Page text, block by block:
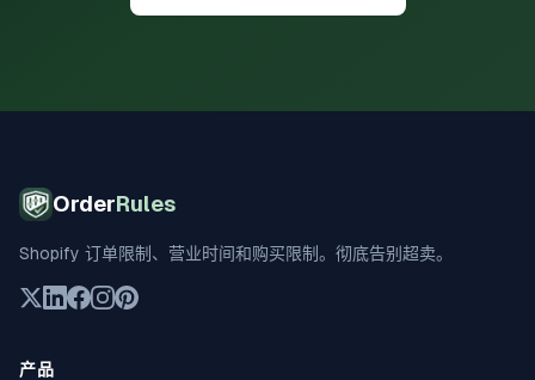
OrderRules
Shopify 订单限制、营业时间和购买限制。彻底告别超卖。
产品